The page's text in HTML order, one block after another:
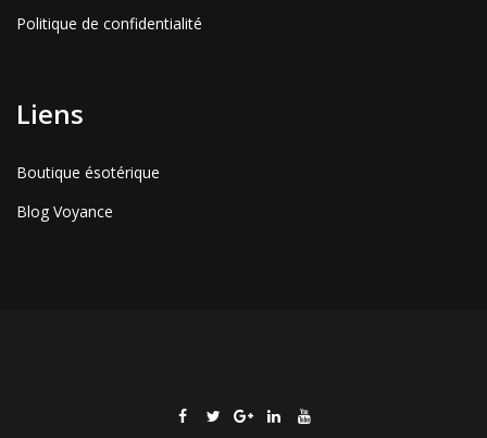
Politique de confidentialité
Liens
Boutique ésotérique
Blog Voyance